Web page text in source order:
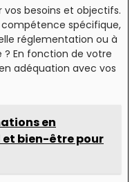
vos besoins et objectifs.
spécifique,
réglementation ou à
En fonction de votre
adéquation avec vos
en
et bien-être pour